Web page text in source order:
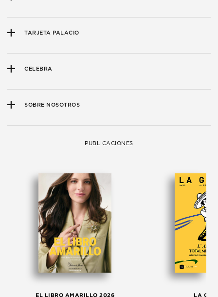
TARJETA PALACIO
CELEBRA
SOBRE NOSOTROS
PUBLICACIONES
EL LIBRO AMARILLO 2026 LA